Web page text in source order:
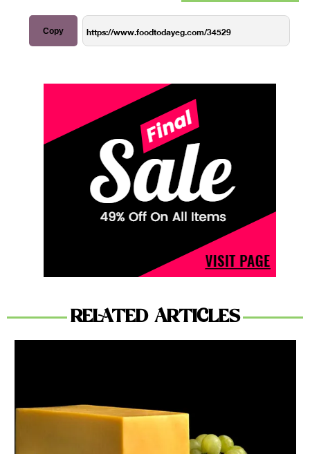
Copy
RELATED ARTICLES